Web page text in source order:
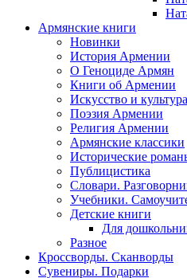
Армянские книги
Новинки
История Армении
О Геноциде Армян
Книги об Армении
Иcкусство и культура
Поэзия Армении
Религия Армении
Армянские классики
Исторические
Публицистика
Словари.
Учебники.
Детские книги
Для
Разное
Кроссворды. Сканворды
Сувениры. Подарки